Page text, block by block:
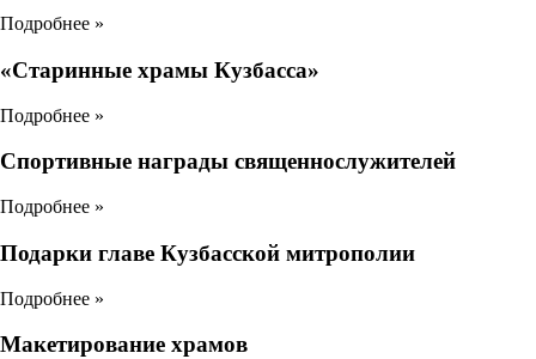
Подробнее »
«Старинные храмы Кузбасса»
Подробнее »
Спортивные награды священнослужителей
Подробнее »
Подарки главе Кузбасской митрополии
Подробнее »
Макетирование храмов